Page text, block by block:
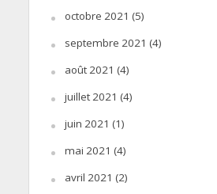
octobre 2021 (5)
septembre 2021 (4)
août 2021 (4)
juillet 2021 (4)
juin 2021 (1)
mai 2021 (4)
avril 2021 (2)